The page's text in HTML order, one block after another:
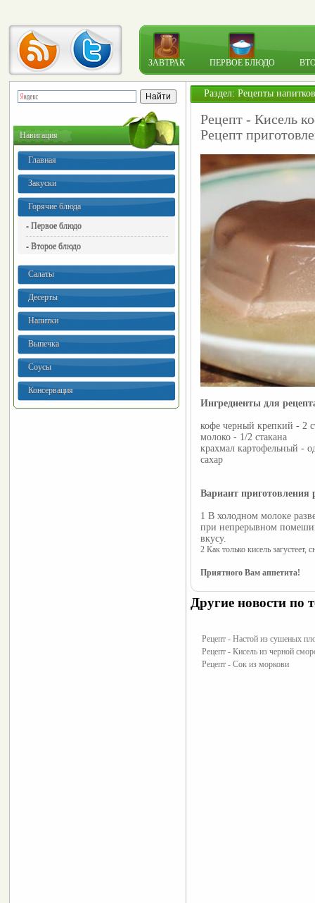
ЗАВТРАК ПЕРВОЕ БЛЮДО
Навигация
Главная
Закуски
Горячие блюда
- Первое блюдо
- Второе блюдо
Салаты
Десерты
Напитки
Выпечка
Соусы
Консервация
Раздел: Рецепты напитков
Рецепт - Кисель
Рецепт
Ингредиенты для
кофе черный крепкий - 2
молоко - 1/2 стакана
крахмал картофельный -
сахар
Вариант приготовления
1 В холодном молоке
при непрерывном
вкусу.
2 Как только кисель загустеет,
Приятного Вам аппетита!
Другие новости по
Рецепт - Настой из сушеных
Рецепт - Кисель из черной
Рецепт - Сок из моркови